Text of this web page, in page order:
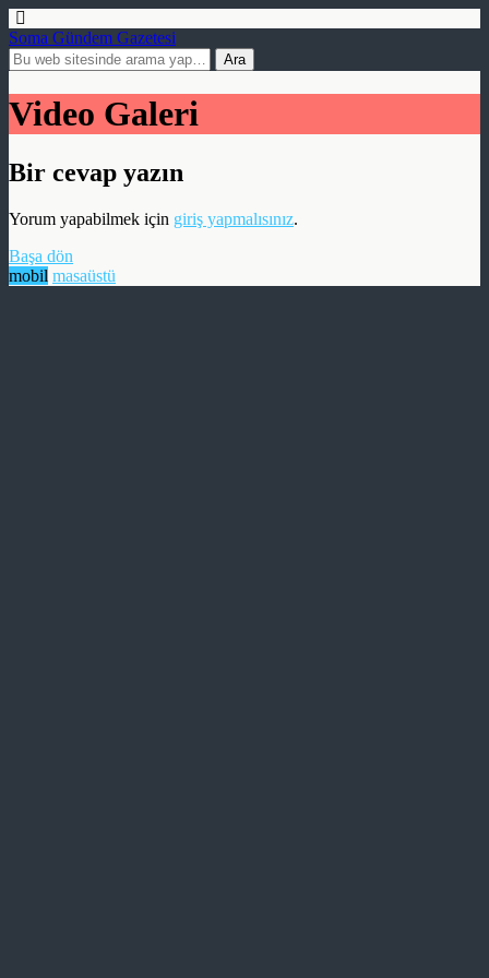
Soma Gündem Gazetesi
Video Galeri
Bir cevap yazın
Yorum yapabilmek için giriş yapmalısınız.
Başa dön
mobil masaüstü